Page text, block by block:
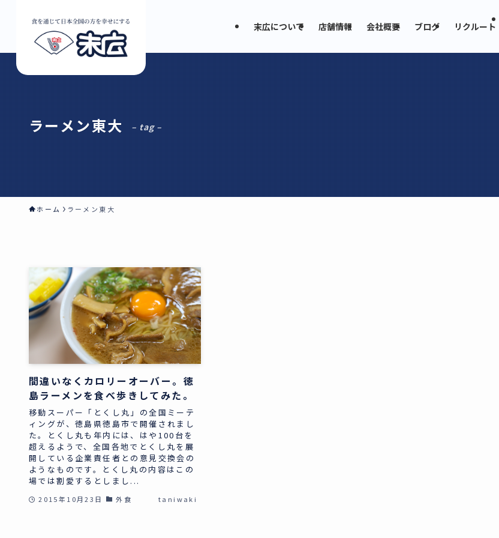
末広について 店舗情報 会社概要 ブログ リクルート
ラーメン東大 – tag –
ホーム ラーメン東大
間違いなくカロリーオーバー。徳
島ラーメンを食べ歩きしてみた。
移動スーパー「とくし丸」の全国ミーテ
ィングが、徳島県徳島市で開催されまし
た。とくし丸も年内には、はや100台を
超えるようで、全国各地でとくし丸を展
開している企業責任者との意見交換会の
ようなものです。とくし丸の内容はこの
場では割愛するとしまし...
2015年10月23日 外食 taniwaki